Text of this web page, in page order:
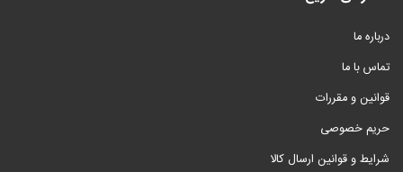
درباره ما
تماس با ما
قوانین و مقررات
حریم خصوصی
شرایط و قوانین ارسال کالا